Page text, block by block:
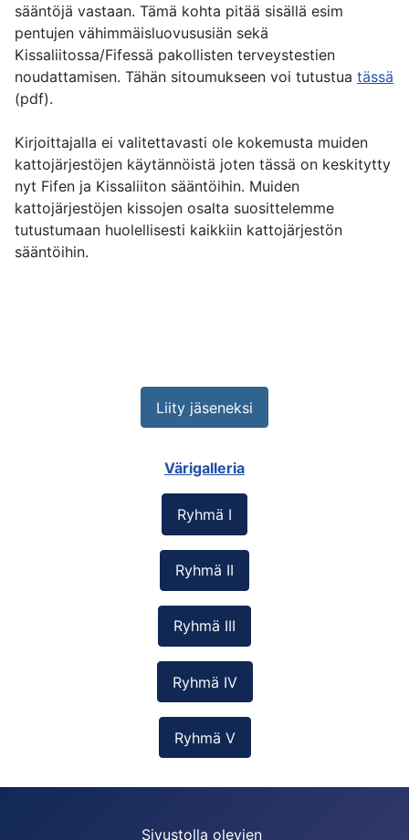
Liity jäseneksi
Värigalleria
Ryhmä I
Ryhmä II
Ryhmä III
Ryhmä IV
Ryhmä V
sääntöjä vastaan. Tämä kohta pitää sisällä esim
pentujen vähimmäisluovususiän sekä
Kissaliitossa/Fifessä pakollisten terveystestien
noudattamisen. Tähän sitoumukseen voi tutustua tässä
(pdf).
Kirjoittajalla ei valitettavasti ole kokemusta muiden
kattojärjestöjen käytännöistä joten tässä on keskitytty
nyt Fifen ja Kissaliiton sääntöihin. Muiden
kattojärjestöjen kissojen osalta suosittelemme
tutustumaan huolellisesti kaikkiin kattojärjestön
sääntöihin.
Sivustolla olevien